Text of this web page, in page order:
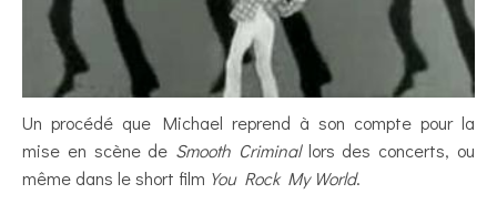
Un procédé que Michael reprend à son compte pour la
mise en scène de Smooth Criminallors des concerts, ou
même dans le short film You Rock My World.